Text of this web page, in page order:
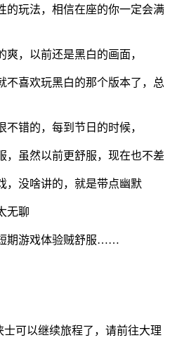
的玩法，相信在座的你一定会满
，以前还是黑白的画面，
不喜欢玩黑白的那个版本了，总
错的，每到节日的时候，
，虽然以前更舒服，现在也不差
，没啥讲的，就是带点幽默
无聊
期游戏体验贼舒服……
可以继续旅程了，请前往大理